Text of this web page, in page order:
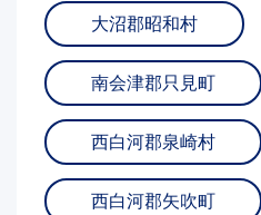
大沼郡昭和村
南会津郡只見町
西白河郡泉崎村
西白河郡矢吹町